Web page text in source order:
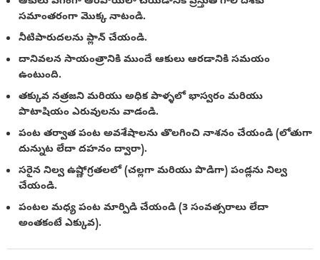
సమాంతరంగా మొక్క నాటండి.
నీటిపారుదలను ప్లాన్ చేయండి.
దానివలన సాయంత్రానికి ముందే ఆకులు ఆరడానికి సమయం
ఉంటుంది.
తక్కువ నత్రజని మరియు అధిక పాళ్ళలో భాస్వరం మరియు
పొటాషియం ఎరువులను వాడండి.
పంట తర్వాత పంట అవశేషాలను తొలగించి నాశనం చేయండి (లోతుగా
దున్నుట లేదా దహనం ద్వారా).
సరైన నిల్వ ఉష్ణోగ్రతలలో (చల్లగా మరియు పొడిగా) పండ్లను నిల్వ
చేయండి.
పంటల మధ్య పంట మార్పిడి చేయండి (3 సంవత్సరాలు లేదా
అంతకంటే ఎక్కువ).